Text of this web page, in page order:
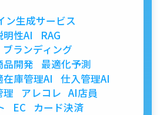
ン生成サービス
明性AI
RAG
ブランディング
品開発
最適化予測
在庫管理AI
仕入管理AI
理 アレコレ AI店員
EC カード決済